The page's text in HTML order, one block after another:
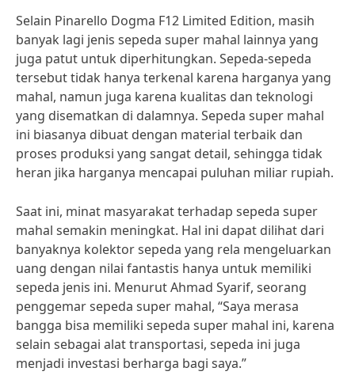
Selain Pinarello Dogma F12 Limited Edition, masih
banyak lagi jenis sepeda super mahal lainnya yang
juga patut untuk diperhitungkan. Sepeda-sepeda
tersebut tidak hanya terkenal karena harganya yang
mahal, namun juga karena kualitas dan teknologi
yang disematkan di dalamnya. Sepeda super mahal
ini biasanya dibuat dengan material terbaik dan
proses produksi yang sangat detail, sehingga tidak
heran jika harganya mencapai puluhan miliar rupiah.
Saat ini, minat masyarakat terhadap sepeda super
mahal semakin meningkat. Hal ini dapat dilihat dari
banyaknya kolektor sepeda yang rela mengeluarkan
uang dengan nilai fantastis hanya untuk memiliki
sepeda jenis ini. Menurut Ahmad Syarif, seorang
penggemar sepeda super mahal, “Saya merasa
bangga bisa memiliki sepeda super mahal ini, karena
selain sebagai alat transportasi, sepeda ini juga
menjadi investasi berharga bagi saya.”